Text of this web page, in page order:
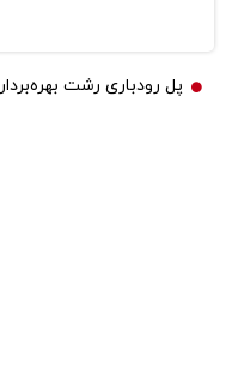
پل رودباری رشت